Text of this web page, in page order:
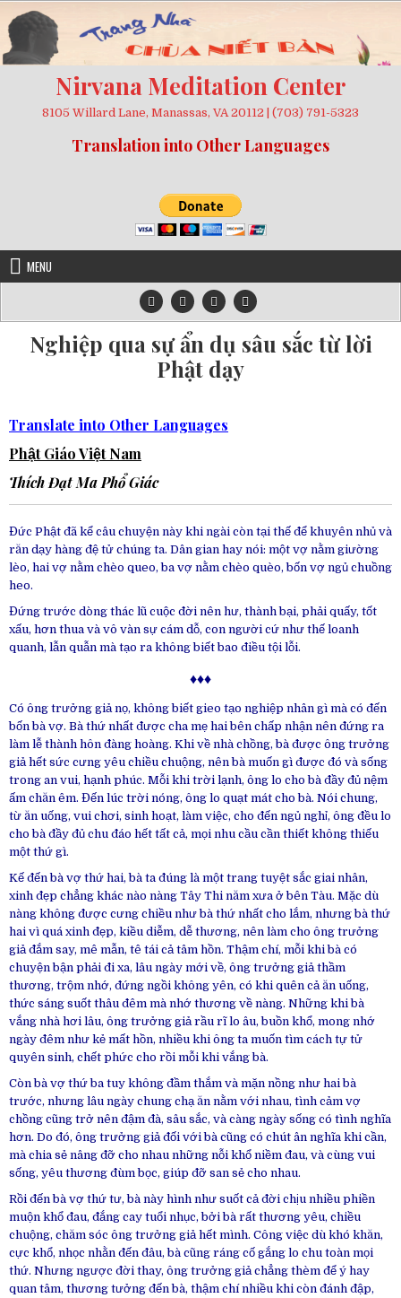
to
content
Nirvana Meditation Center
8105 Willard Lane, Manassas, VA 20112 | (703) 791-5323
Translation into Other Languages
MENU
Nghiệp qua sự ẩn dụ sâu sắc từ lời
Phật dạy
Translate into Other Languages
Phật Giáo Việt Nam
Thích Đạt Ma Phổ Giác
Đức Phật đã kể câu chuyện này khi ngài còn tại thế để khuyên nhủ và
răn dạy hàng đệ tử chúng ta. Dân gian hay nói: một vợ nằm giường
lèo, hai vợ nằm chèo queo, ba vợ nằm chèo quèo, bốn vợ ngủ chuồng
heo.
Đứng trước dòng thác lũ cuộc đời nên hư, thành bại, phải quấy, tốt
xấu, hơn thua và vô vàn sự cám dỗ, con người cứ như thế loanh
quanh, lẫn quẫn mà tạo ra không biết bao điều tội lỗi.
♦♦♦
Có ông trưởng giả nọ, không biết gieo tạo nghiệp nhân gì mà có đến
bốn bà vợ. Bà thứ nhất được cha mẹ hai bên chấp nhận nên đứng ra
làm lễ thành hôn đàng hoàng. Khi về nhà chồng, bà được ông trưởng
giả hết sức cưng yêu chiều chuộng, nên bà muốn gì được đó và sống
trong an vui, hạnh phúc. Mỗi khi trời lạnh, ông lo cho bà đầy đủ nệm
ấm chăn êm. Đến lúc trời nóng, ông lo quạt mát cho bà. Nói chung,
từ ăn uống, vui chơi, sinh hoạt, làm việc, cho đến ngủ nghỉ, ông đều lo
cho bà đầy đủ chu đáo hết tất cả, mọi nhu cầu cần thiết không thiếu
một thứ gì.
Kế đến bà vợ thứ hai, bà ta đúng là một trang tuyệt sắc giai nhân,
xinh đẹp chẳng khác nào nàng Tây Thi năm xưa ở bên Tàu. Mặc dù
nàng không được cưng chiều như bà thứ nhất cho lắm, nhưng bà thứ
hai vì quá xinh đẹp, kiều diễm, dễ thương, nên làm cho ông trưởng
giả đắm say, mê mẫn, tê tái cả tâm hồn. Thậm chí, mỗi khi bà có
chuyện bận phải đi xa, lâu ngày mới về, ông trưởng giả thầm
thương, trộm nhớ, đứng ngồi không yên, có khi quên cả ăn uống,
thức sáng suốt thâu đêm mà nhớ thương về nàng. Những khi bà
vắng nhà hơi lâu, ông trưởng giả rầu rĩ lo âu, buồn khổ, mong nhớ
ngày đêm như kẻ mất hồn, nhiều khi ông ta muốn tìm cách tự tử
quyên sinh, chết phức cho rồi mỗi khi vắng bà.
Còn bà vợ thứ ba tuy không đầm thắm và mặn nồng như hai bà
trước, nhưng lâu ngày chung chạ ăn nằm với nhau, tình cảm vợ
chồng cũng trở nên đậm đà, sâu sắc, và càng ngày sống có tình nghĩa
hơn. Do đó, ông trưởng giả đối với bà cũng có chút ân nghĩa khi cần,
mà chia sẻ nâng đỡ cho nhau những nỗi khổ niềm đau, và cùng vui
sống, yêu thương đùm bọc, giúp đỡ san sẻ cho nhau.
Rồi đến bà vợ thứ tư, bà này hình như suốt cả đời chịu nhiều phiền
muộn khổ đau, đắng cay tuổi nhục, bởi bà rất thương yêu, chiều
chuộng, chăm sóc ông trưởng giả hết mình. Công việc dù khó khăn,
cực khổ, nhọc nhằn đến đâu, bà cũng ráng cố gắng lo chu toàn mọi
thứ. Nhưng ngược đời thay, ông trưởng giả chẳng thèm để ý hay
quan tâm, thương tưởng đến bà, thậm chí nhiều khi còn đánh đập,